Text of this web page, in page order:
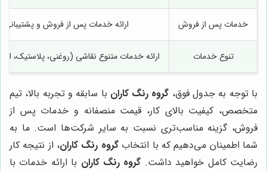
خدمات پس از فروش ارائه خدمات پس از فروش و پشتیبانی
تنوع خدمات ارائه خدمات متنوع نقاشی (روغنی، پلاستیک،
با توجه به جدول فوق، گروه رنگ کاران با سابقه و تجربه بالا، تیم
متخصص، کیفیت بالای کار، قیمت منصفانه و خدمات پس از
فروش، گزینه مناسب‌تری نسبت به سایر شرکت‌ها است. ما به
شما اطمینان می‌دهیم که با انتخابگروه رنگ کاران، از نتیجه کار
رضایت کامل خواهید داشت. گروه رنگ کاران با ارائه خدمات با